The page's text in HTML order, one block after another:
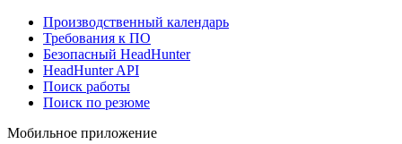
Производственный календарь
Требования к ПО
Безопасный HeadHunter
HeadHunter API
Поиск работы
Поиск по резюме
Мобильное приложение